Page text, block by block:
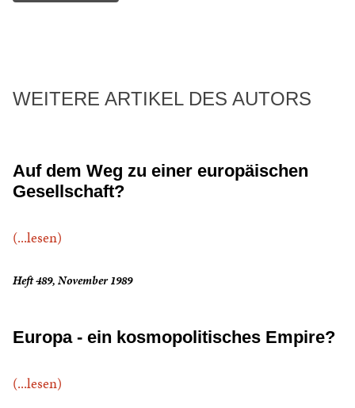
WEITERE ARTIKEL DES AUTORS
Auf dem Weg zu einer europäischen
Gesellschaft?
(...lesen)
Heft 489, November 1989
Europa - ein kosmopolitisches Empire?
(...lesen)